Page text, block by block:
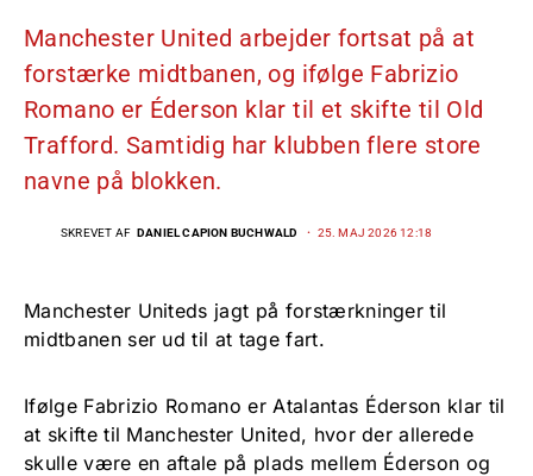
Manchester United arbejder fortsat på at
forstærke midtbanen, og ifølge Fabrizio
Romano er Éderson klar til et skifte til Old
Trafford. Samtidig har klubben flere store
navne på blokken.
SKREVET AF DANIEL CAPION BUCHWALD 25. MAJ 2026 12:18
Manchester Uniteds jagt på forstærkninger til
midtbanen ser ud til at tage fart.
Ifølge Fabrizio Romano er Atalantas Éderson klar til
at skifte til Manchester United, hvor der allerede
skulle være en aftale på plads mellem Éderson og